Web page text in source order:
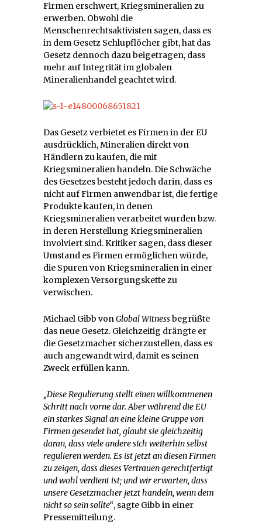
Firmen erschwert, Kriegsmineralien zu
erwerben. Obwohl die
Menschenrechtsaktivisten sagen, dass es
in dem Gesetz Schlupflöcher gibt, hat das
Gesetz dennoch dazu beigetragen, dass
mehr auf Integrität im globalen
Mineralienhandel geachtet wird.
Das Gesetz verbietet es Firmen in der EU
ausdrücklich, Mineralien direkt von
Händlern zu kaufen, die mit
Kriegsmineralien handeln. Die Schwäche
des Gesetzes besteht jedoch darin, dass es
nicht auf Firmen anwendbar ist, die fertige
Produkte kaufen, in denen
Kriegsmineralien verarbeitet wurden bzw.
in deren Herstellung Kriegsmineralien
involviert sind. Kritiker sagen, dass dieser
Umstand es Firmen ermöglichen würde,
die Spuren von Kriegsmineralien in einer
komplexen Versorgungskette zu
verwischen.
Michael Gibb vonGlobal Witnessbegrüßte
das neue Gesetz. Gleichzeitig drängte er
die Gesetzmacher sicherzustellen, dass es
auch angewandt wird, damit es seinen
Zweck erfüllen kann.
„Diese Regulierung stellt einen willkommenen
Schritt nach vorne dar. Aber während die EU
ein starkes Signal an eine kleine Gruppe von
Firmen gesendet hat, glaubt sie gleichzeitig
daran, dass viele andere sich weiterhin selbst
regulieren werden. Es ist jetzt an diesen Firmen
zu zeigen, dass dieses Vertrauen gerechtfertigt
und wohl verdient ist; und wir erwarten, dass
unsere Gesetzmacher jetzt handeln, wenn dem
nicht so sein sollte“, sagte Gibb in einer
Pressemitteilung.